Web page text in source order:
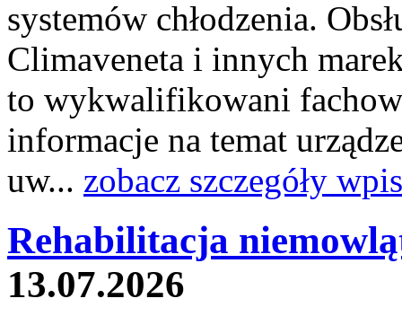
systemów chłodzenia.
Climaveneta i innych
to wykwalifikowani
informacje na temat
uw... zobacz szczegóły
Rehabilitacja
13.07.2026